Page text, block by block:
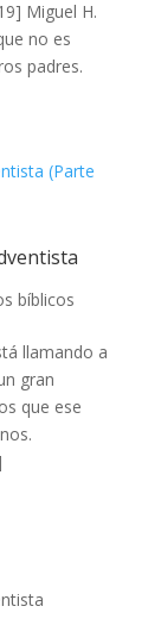
Miguel H.
no es
padres.
bíblicos
llamando a
gran
que ese